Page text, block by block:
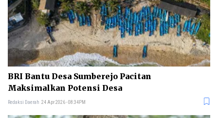
BRI Bantu Desa Sumberejo Pacitan
Maksimalkan Potensi Desa
Redaksi Daerah 24 Apr 2026 - 08:34PM